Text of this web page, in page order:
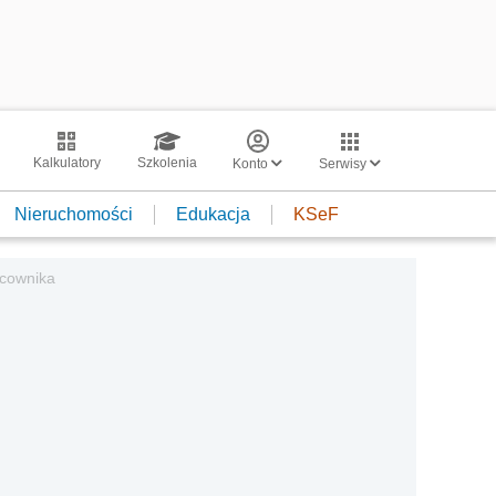
Kalkulatory Szkolenia Konto Serwisy
Nieruchomości Edukacja KSeF